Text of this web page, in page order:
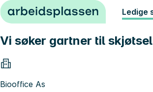
Hopp til innhold Ledige
Vi søker gartner til
Biooffice As